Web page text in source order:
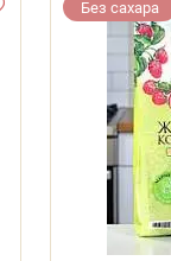
Без сахара